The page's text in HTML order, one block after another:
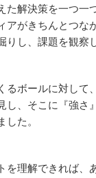
た解決策を一つ一
アがきちんとつな
りし、課題を観察
るボールに対して
し、そこに『強さ
した。
を理解できれば、